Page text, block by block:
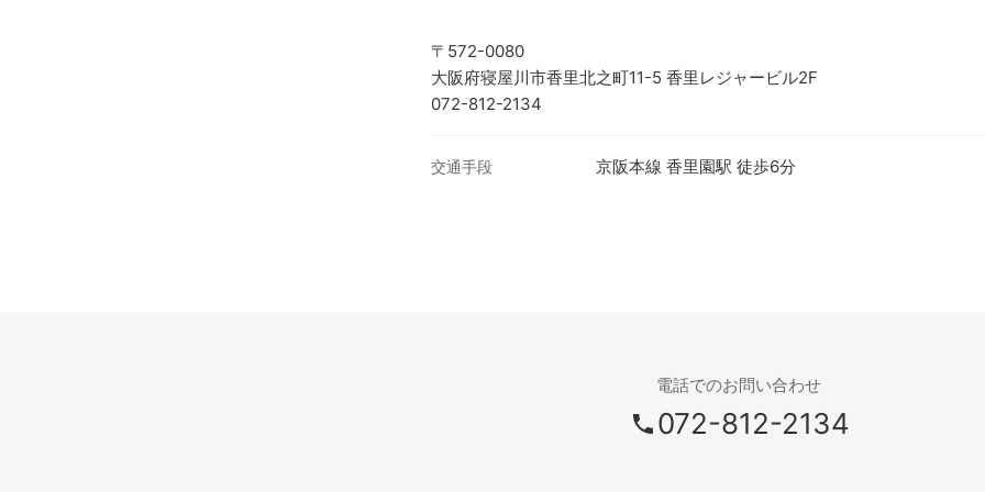
〒572-0080
大阪府寝屋川市香里北之町11-5 香里レジャービル2F
072-812-2134
交通手段 京阪本線 香里園駅 徒歩6分
電話でのお問い合わせ
072-812-2134